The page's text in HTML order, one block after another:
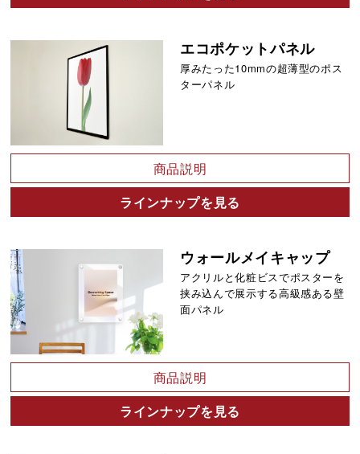
エコポケットパネル
厚みたった10mmの超薄型のポス
ターパネル
商品説明
ラインナップを見る
ウォールメイキャップ
アクリルと化粧ビスでポスターを
挟み込んで展示する高級感ある壁
面パネル
商品説明
ラインナップを見る